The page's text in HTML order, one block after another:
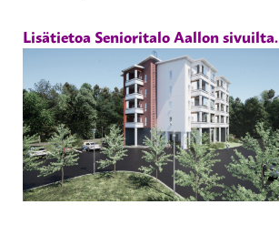
Lisätietoa Senioritalo Aallon sivuilta.